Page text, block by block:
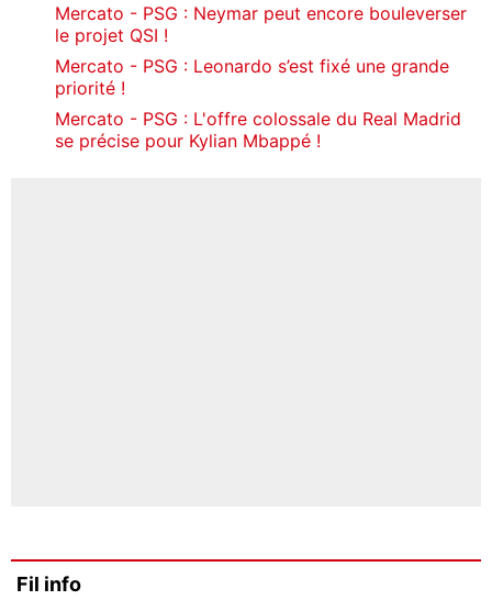
Mercato - PSG : Neymar peut encore bouleverser
le projet QSI !
Mercato - PSG : Leonardo s’est fixé une grande
priorité !
Mercato - PSG : L'offre colossale du Real Madrid
se précise pour Kylian Mbappé !
Fil info